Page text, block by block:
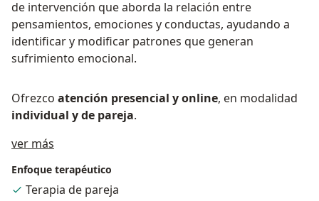
de intervención que aborda la relación entre
pensamientos, emociones y conductas, ayudando a
identificar y modificar patrones que generan
sufrimiento emocional.
Ofrezco atención presencial y online, en modalidad
individual y de pareja.
ver más
Enfoque terapéutico
Terapia de pareja